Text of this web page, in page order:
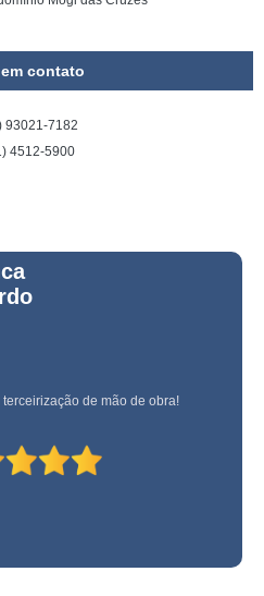
contato
93021-7182
4512-5900
de mão de obra!